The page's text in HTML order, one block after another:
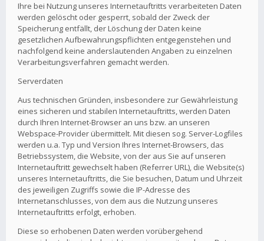
Ihre bei Nutzung unseres Internetauftritts verarbeiteten Daten
werden gelöscht oder gesperrt, sobald der Zweck der
Speicherung entfällt, der Löschung der Daten keine
gesetzlichen Aufbewahrungspflichten entgegenstehen und
nachfolgend keine anderslautenden Angaben zu einzelnen
Verarbeitungsverfahren gemacht werden.
Serverdaten
Aus technischen Gründen, insbesondere zur Gewährleistung
eines sicheren und stabilen Internetauftritts, werden Daten
durch Ihren Internet-Browser an uns bzw. an unseren
Webspace-Provider übermittelt. Mit diesen sog. Server-Logfiles
werden u.a. Typ und Version Ihres Internet-Browsers, das
Betriebssystem, die Website, von der aus Sie auf unseren
Internetauftritt gewechselt haben (Referrer URL), die Website(s)
unseres Internetauftritts, die Sie besuchen, Datum und Uhrzeit
des jeweiligen Zugriffs sowie die IP-Adresse des
Internetanschlusses, von dem aus die Nutzung unseres
Internetauftritts erfolgt, erhoben.
Diese so erhobenen Daten werden vorübergehend